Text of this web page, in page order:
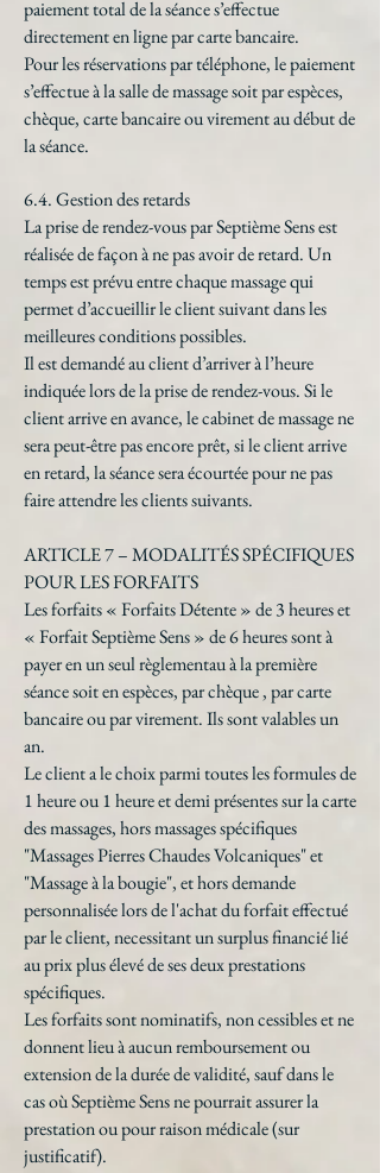
paiement total de la séance s’effectue
directement en ligne par carte bancaire.
Pour les réservations par téléphone, le paiement
s’effectue à la salle de massage soit par espèces,
chèque, carte bancaire ou virement au début de
la séance.
6.4. Gestion des retards
La prise de rendez-vous par Septième Sens est
réalisée de façon à ne pas avoir de retard. Un
temps est prévu entre chaque massage qui
permet d’accueillir le client suivant dans les
meilleures conditions possibles.
Il est demandé au client d’arriver à l’heure
indiquée lors de la prise de rendez-vous. Si le
client arrive en avance, le cabinet de massage ne
sera peut-être pas encore prêt, si le client arrive
en retard, la séance sera écourtée pour ne pas
faire attendre les clients suivants.
ARTICLE 7 – MODALITÉS SPÉCIFIQUES
POUR LES FORFAITS
Les forfaits « Forfaits Détente » de 3 heures et
« Forfait Septième Sens » de 6 heures sont à
payer en un seul règlementau à la première
séance soit en espèces, par chèque , par carte
bancaire ou par virement. Ils sont valables un
an.
Le client a le choix parmi toutes les formules de
1 heure ou 1 heure et demi présentes sur la carte
des massages, hors massages spécifiques
"Massages Pierres Chaudes Volcaniques" et
"Massage à la bougie", et hors demande
personnalisée lors de l'achat du forfait effectué
par le client, necessitant un surplus financié lié
au prix plus élevé de ses deux prestations
spécifiques.
Les forfaits sont nominatifs, non cessibles et ne
donnent lieu à aucun remboursement ou
extension de la durée de validité, sauf dans le
cas où Septième Sens ne pourrait assurer la
prestation ou pour raison médicale (sur
justificatif).